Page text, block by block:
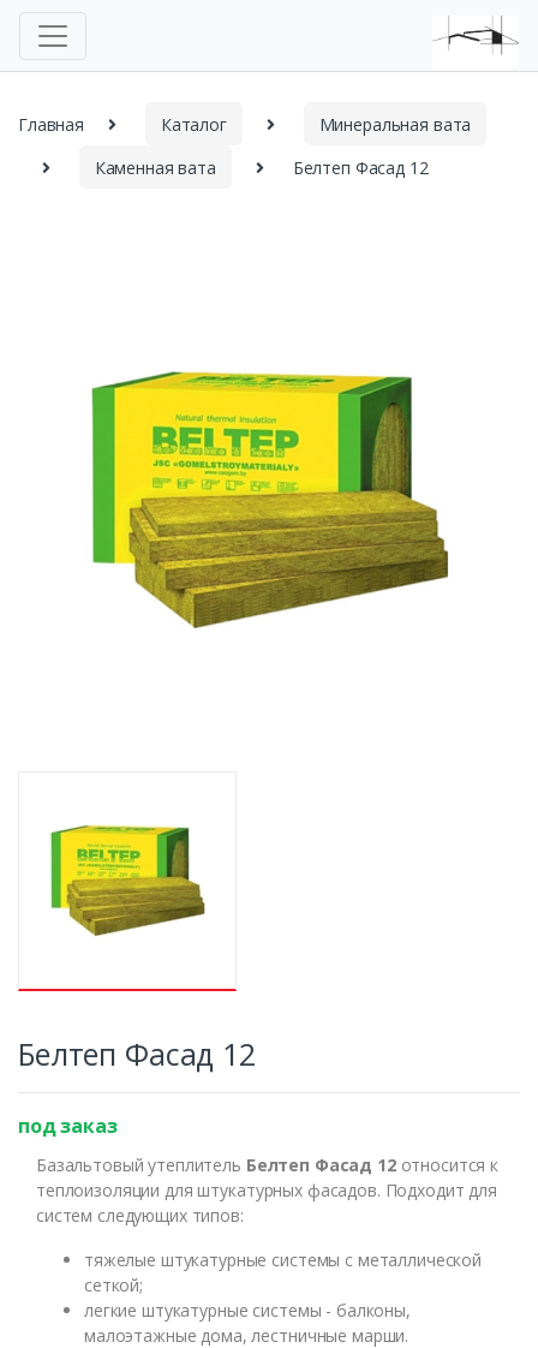
Главная Каталог
Минеральная вата
Каменная вата
Белтеп Фасад 12
Белтеп Фасад 12
под заказ
Базальтовый утеплитель Белтеп Фасад 12относится к
теплоизоляции для штукатурных фасадов. Подходит для
систем следующих типов:
тяжелые штукатурные системы с металлической
сеткой;
легкие штукатурные системы - балконы,
малоэтажные дома, лестничные марши.